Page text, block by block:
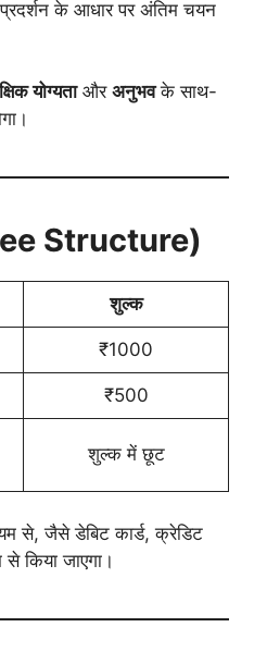
प्रदर्शन के आधार पर अंतिम चयन
योग्यताऔर अनुभवके साथ-
Structure)
शुल्क
₹1000
₹500
शुल्क में छूट
से, जैसे डेबिट कार्ड, क्रेडिट
किया जाएगा।